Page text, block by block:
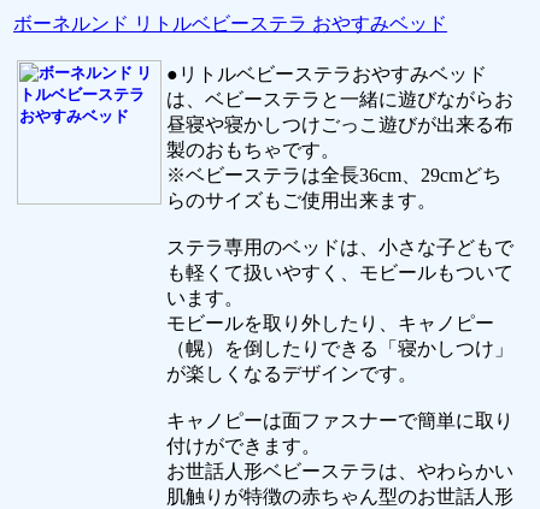
ボーネルンド リトルベビーステラ おやすみベッド
●リトルベビーステラおやすみベッド
は、ベビーステラと一緒に遊びながらお
昼寝や寝かしつけごっこ遊びが出来る布
製のおもちゃです。
※ベビーステラは全長36cm、29cmどち
らのサイズもご使用出来ます。
ステラ専用のベッドは、小さな子どもで
も軽くて扱いやすく、モビールもついて
います。
モビールを取り外したり、キャノピー
（幌）を倒したりできる「寝かしつけ」
が楽しくなるデザインです。
キャノピーは面ファスナーで簡単に取り
付けができます。
お世話人形ベビーステラは、やわらかい
肌触りが特徴の赤ちゃん型のお世話人形